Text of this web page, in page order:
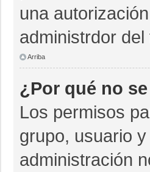
una
administrdor
Arriba
¿Por qué no
Los permisos
grupo, usuario
administración